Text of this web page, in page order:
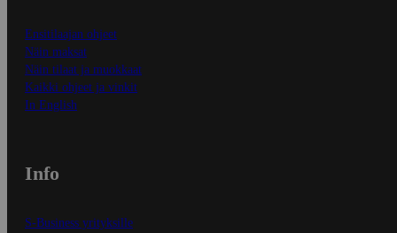
Ensitilaajan ohjeet
Näin maksat
Näin tilaat ja muokkaat
Kaikki ohjeet ja vinkit
In English
Info
S-Business yrityksille